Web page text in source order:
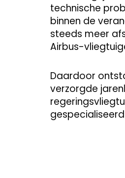
technische
binnen de
steeds meer
Airbus-
Daardoor
verzorgde